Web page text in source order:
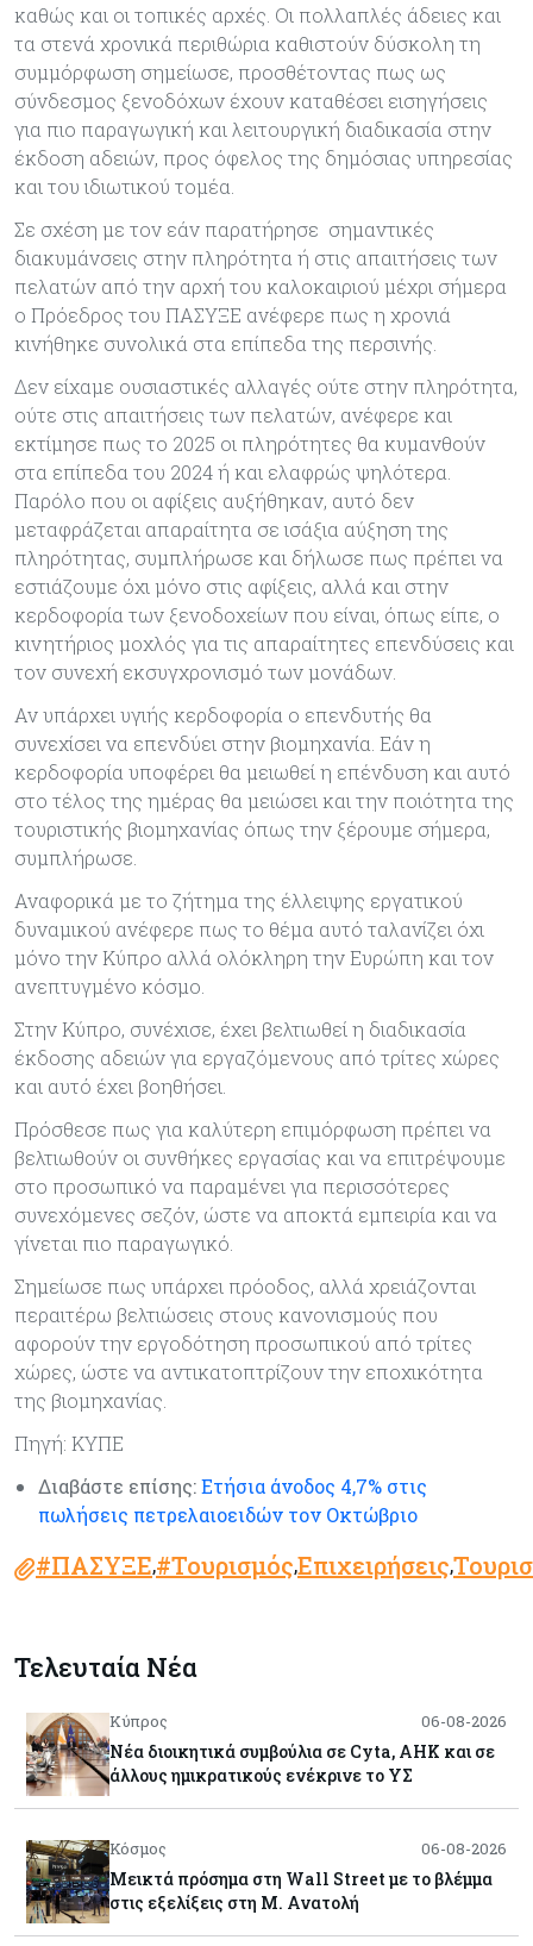
καθώς και οι τοπικές αρχές. Οι πολλαπλές άδειες και
τα στενά χρονικά περιθώρια καθιστούν δύσκολη τη
συμμόρφωση σημείωσε, προσθέτοντας πως ως
σύνδεσμος ξενοδόχων έχουν καταθέσει εισηγήσεις
για πιο παραγωγική και λειτουργική διαδικασία στην
έκδοση αδειών, προς όφελος της δημόσιας υπηρεσίας
και του ιδιωτικού τομέα.
Σε σχέση με τον εάν παρατήρησε σημαντικές
διακυμάνσεις στην πληρότητα ή στις απαιτήσεις των
πελατών από την αρχή του καλοκαιριού μέχρι σήμερα
ο Πρόεδρος του ΠΑΣΥΞΕ ανέφερε πως η χρονιά
κινήθηκε συνολικά στα επίπεδα της περσινής.
Δεν είχαμε ουσιαστικές αλλαγές ούτε στην πληρότητα,
ούτε στις απαιτήσεις των πελατών, ανέφερε και
εκτίμησε πως το 2025 οι πληρότητες θα κυμανθούν
στα επίπεδα του 2024 ή και ελαφρώς ψηλότερα.
Παρόλο που οι αφίξεις αυξήθηκαν, αυτό δεν
μεταφράζεται απαραίτητα σε ισάξια αύξηση της
πληρότητας, συμπλήρωσε και δήλωσε πως πρέπει να
εστιάζουμε όχι μόνο στις αφίξεις, αλλά και στην
κερδοφορία των ξενοδοχείων που είναι, όπως είπε, ο
κινητήριος μοχλός για τις απαραίτητες επενδύσεις και
τον συνεχή εκσυγχρονισμό των μονάδων.
Αν υπάρχει υγιής κερδοφορία ο επενδυτής θα
συνεχίσει να επενδύει στην βιομηχανία. Εάν η
κερδοφορία υποφέρει θα μειωθεί η επένδυση και αυτό
στο τέλος της ημέρας θα μειώσει και την ποιότητα της
τουριστικής βιομηχανίας όπως την ξέρουμε σήμερα,
συμπλήρωσε.
Αναφορικά με το ζήτημα της έλλειψης εργατικού
δυναμικού ανέφερε πως το θέμα αυτό ταλανίζει όχι
μόνο την Κύπρο αλλά ολόκληρη την Ευρώπη και τον
ανεπτυγμένο κόσμο.
Στην Κύπρο, συνέχισε, έχει βελτιωθεί η διαδικασία
έκδοσης αδειών για εργαζόμενους από τρίτες χώρες
και αυτό έχει βοηθήσει.
Πρόσθεσε πως για καλύτερη επιμόρφωση πρέπει να
βελτιωθούν οι συνθήκες εργασίας και να επιτρέψουμε
στο προσωπικό να παραμένει για περισσότερες
συνεχόμενες σεζόν, ώστε να αποκτά εμπειρία και να
γίνεται πιο παραγωγικό.
Σημείωσε πως υπάρχει πρόοδος, αλλά χρειάζονται
περαιτέρω βελτιώσεις στους κανονισμούς που
αφορούν την εργοδότηση προσωπικού από τρίτες
χώρες, ώστε να αντικατοπτρίζουν την εποχικότητα
της βιομηχανίας.
Πηγή: ΚΥΠΕ
Διαβάστε επίσης:Ετήσια άνοδος 4,7% στις
πωλήσεις πετρελαιοειδών τον Οκτώβριο
#ΠΑΣΥΞΕ,#Τουρισμός,Επιχειρήσεις,
Τελευταία Νέα
Κύπρος 06-08-2026
Νέα διοικητικά συμβούλια σε Cyta, AHK και σε
άλλους ημικρατικούς ενέκρινε το ΥΣ
Κόσμος 06-08-2026
Μεικτά πρόσημα στη Wall Street με το βλέμμα
στις εξελίξεις στη Μ. Ανατολή